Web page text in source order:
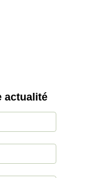
actualité